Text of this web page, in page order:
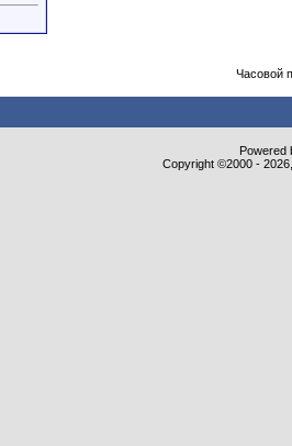
Часовой
Powered
Copyright ©2000 -